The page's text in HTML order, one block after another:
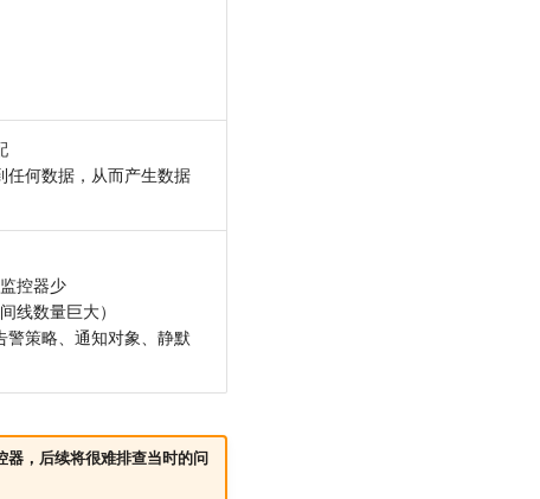
何数据，从而产生数据
控器少
线数量巨大）
策略、通知对象、静默
器，后续将很难排查当时的问